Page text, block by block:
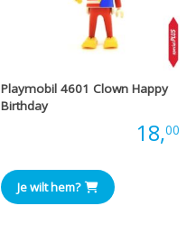
Playmobil 4601 Clown Happy
Birthday
18,00
Je wilt hem?